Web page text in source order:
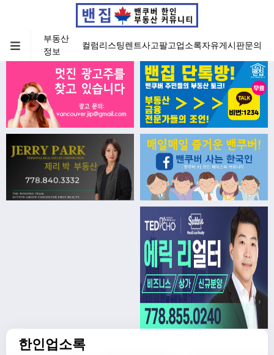
부동산
정보
컬럼리스팅렌트사고팔고업소록자유게시판문의
한인업소록